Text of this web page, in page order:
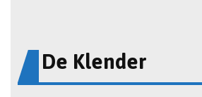
De Klender